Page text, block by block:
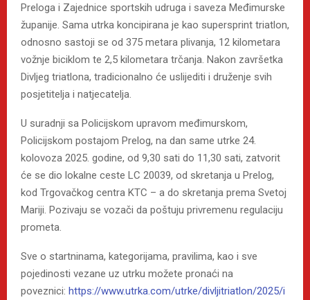
Preloga i Zajednice sportskih udruga i saveza Međimurske
županije. Sama utrka koncipirana je kao supersprint triatlon,
odnosno sastoji se od 375 metara plivanja, 12 kilometara
vožnje biciklom te 2,5 kilometara trčanja. Nakon završetka
Divljeg triatlona, tradicionalno će uslijediti i druženje svih
posjetitelja i natjecatelja.
U suradnji sa Policijskom upravom međimurskom,
Policijskom postajom Prelog, na dan same utrke 24.
kolovoza 2025. godine, od 9,30 sati do 11,30 sati, zatvorit
će se dio lokalne ceste LC 20039, od skretanja u Prelog,
kod Trgovačkog centra KTC – a do skretanja prema Svetoj
Mariji. Pozivaju se vozači da poštuju privremenu regulaciju
prometa.
Sve o startninama, kategorijama, pravilima, kao i sve
pojedinosti vezane uz utrku možete pronaći na
poveznici: https://www.utrka.com/utrke/divljitriatlon/2025/i